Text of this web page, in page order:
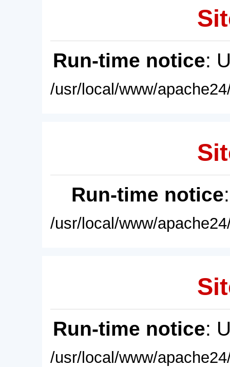
Run-time notice:
/usr/local/www/
Run-time notice
/usr/local/www/
Run-time notice:
/usr/local/www/